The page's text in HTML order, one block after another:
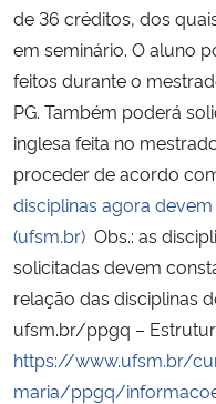
Banco Central do Brasil
Planalto
de 36 créditos, dos
em seminário. O aluno
feitos durante o
PG. Também poderá
inglesa feita no
proceder de acordo
disciplinas agora devem
(ufsm.br) Obs.: as
solicitadas devem
relação das disciplinas
ufsm.br/ppgq –
https://www.ufsm.br/
maria/ppgq/